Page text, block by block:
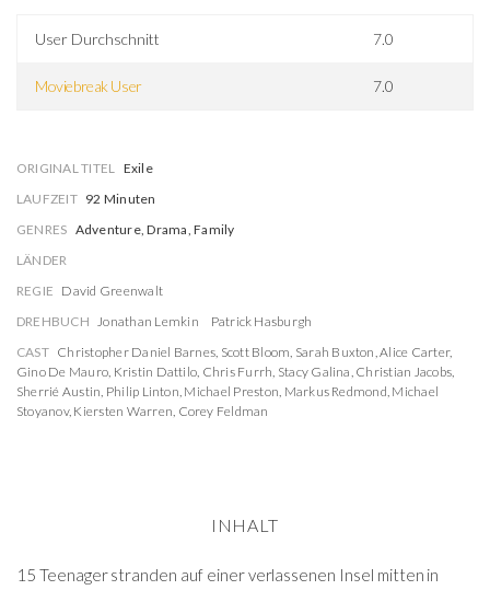
User Durchschnitt 7.0
Moviebreak User 7.0
ORIGINAL TITEL Exile
LAUFZEIT 92 Minuten
GENRES Adventure, Drama, Family
LÄNDER
REGIE David Greenwalt
DREHBUCH Jonathan Lemkin
Patrick Hasburgh
CAST Christopher Daniel Barnes, Scott Bloom, Sarah Buxton,Alice Carter,
Gino De Mauro, Kristin Dattilo, Chris Furrh, Stacy Galina, Christian Jacobs,
Sherrié Austin, Philip Linton, Michael Preston, Markus Redmond, Michael
Stoyanov, Kiersten Warren, Corey Feldman
INHALT
15 Teenager stranden auf einer verlassenen Insel mitten in